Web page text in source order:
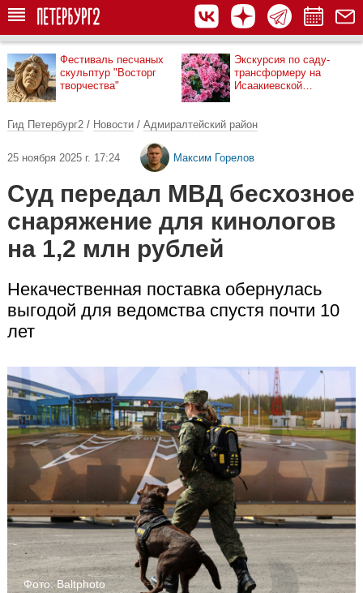
Фестиваль песчаных
скульптур "Восторг
творчества"
Экскурсия по саду-
трансформеру на
Исаакиевской
Гид Петербург2 / Новости / Адмиралтейский район
25 ноября 2025 г. 17:24 Максим Горелов
Суд передал МВД бесхозное
снаряжение для кинологов
на 1,2 млн рублей
Некачественная поставка обернулась
выгодой для ведомства спустя почти 10
лет
Фото: Baltphoto